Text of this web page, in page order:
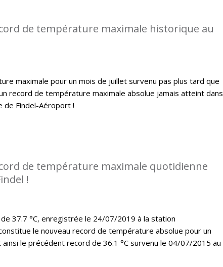
de température maximale historique au
maximale pour un mois de juillet survenu pas plus tard que
record de température maximale absolue jamais atteint dans
de Findel-Aéroport !
de température maximale quotidienne
!
37.7 °C, enregistrée le 24/07/2019 à la station
le nouveau record de température absolue pour un
le précédent record de 36.1 °C survenu le 04/07/2015 au